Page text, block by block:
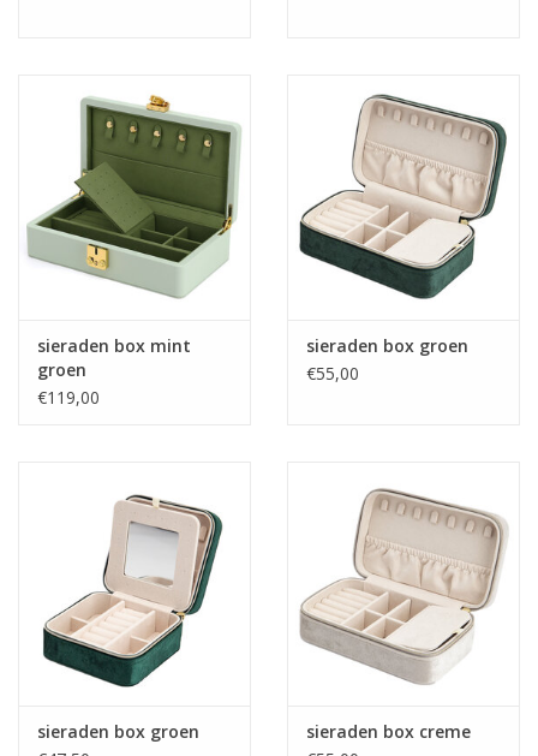
sieraden box mint
groen
€119,00
sieraden box groen
€55,00
sieraden box groen
sieraden box creme